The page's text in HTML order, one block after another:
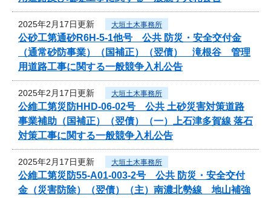
2025年2月17日更新 大垣土木事務所
公砂工第通砂R6H-5-1他号 公共 防災・安全交付金
（通常砂防事業）（国補正）（翌債） 滝根谷 管理
用道路工事に関する一般競争入札公告
2025年2月17日更新 大垣土木事務所
公維工第災防HHD-06-02号 公共 土砂災害対策道路
事業補助（国補正）（翌債）（一）上石津多賀線 落石
対策工事に関する一般競争入札公告
2025年2月17日更新 大垣土木事務所
公維工第災防55-A01-003-2号 公共 防災・安全交付
金（災害防除）（翌債）（主）南濃北勢線 地山補強